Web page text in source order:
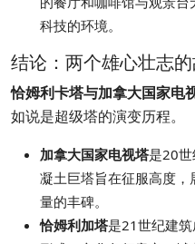
科技的环境。
结论：两个雄心壮志
恰姆利卡塔与加拿大国家电
如说是超级塔的演变历程。
加拿大国家电视塔是20世
凝土巨塔旨在征服高度
量的丰碑。
恰姆利加塔是21世纪建